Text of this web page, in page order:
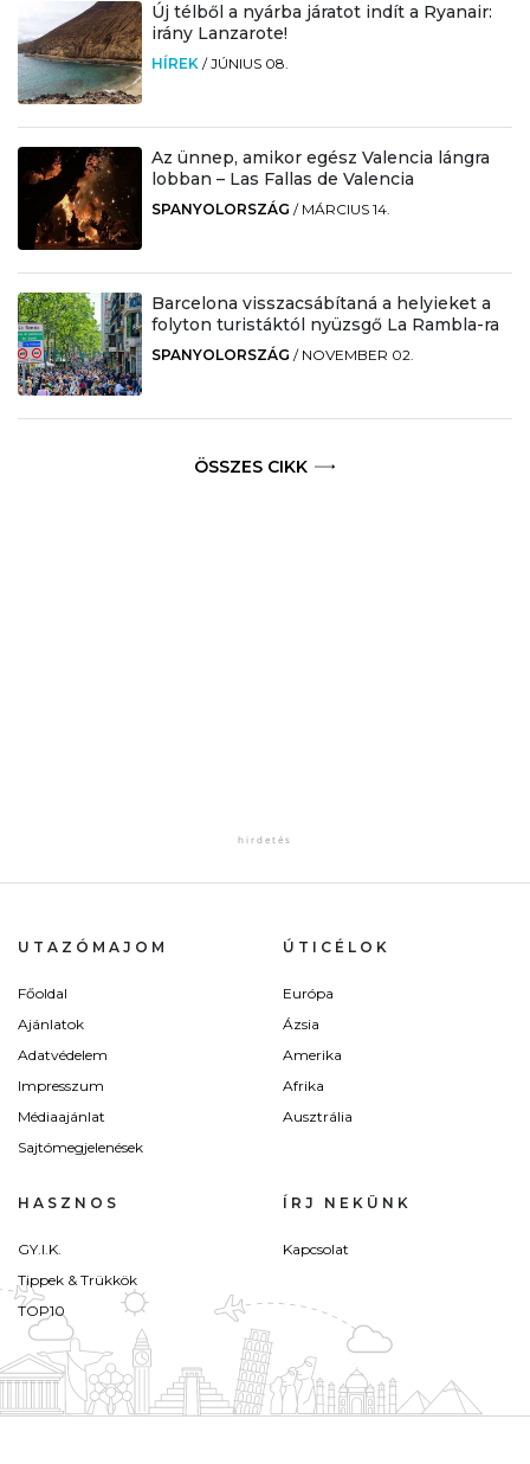
Új télből a nyárba járatot indít a Ryanair:
irány Lanzarote!
HÍREK /JÚNIUS 08.
Az ünnep, amikor egész Valencia lángra
lobban – Las Fallas de Valencia
SPANYOLORSZÁG / MÁRCIUS 14.
Barcelona visszacsábítaná a helyieket a
folyton turistáktól nyüzsgő La Rambla-ra
SPANYOLORSZÁG / NOVEMBER 02.
ÖSSZES CIKK
UTAZÓMAJOM
Főoldal
Ajánlatok
Adatvédelem
Impresszum
Médiaajánlat
Sajtómegjelenések
ÚTICÉLOK
Európa
Ázsia
Amerika
Afrika
Ausztrália
HASZNOS
GY.I.K.
Tippek & Trükkök
TOP10
ÍRJ NEKÜNK
Kapcsolat